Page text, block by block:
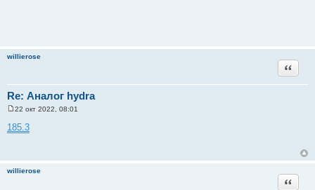
willierose
Re: Аналог hydra
Цитата
о
о
и
22 окт 2022, 08:01
185.3
willierose
Цитата